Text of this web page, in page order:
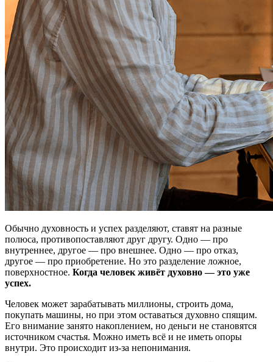
Обычно духовность и успех разделяют, ставят на разные
полюса, противопоставляют друг другу. Одно — про
внутреннее, другое — про внешнее. Одно — про отказ,
другое — про приобретение. Но это разделение ложное,
поверхностное. Когда человек живёт духовно — это уже
успех.
Человек может зарабатывать миллионы, строить дома,
покупать машины, но при этом оставаться духовно спящим.
Его внимание занято накоплением, но деньги не становятся
источником счастья. Можно иметь всё и не иметь опоры
внутри. Это происходит из-за непонимания.